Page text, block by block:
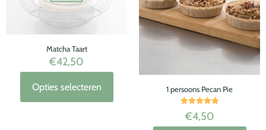
Matcha Taart
€42,50
Opties selecteren 1 persoons Pecan Pie
Waardering
5.00
uit 5
€4,50